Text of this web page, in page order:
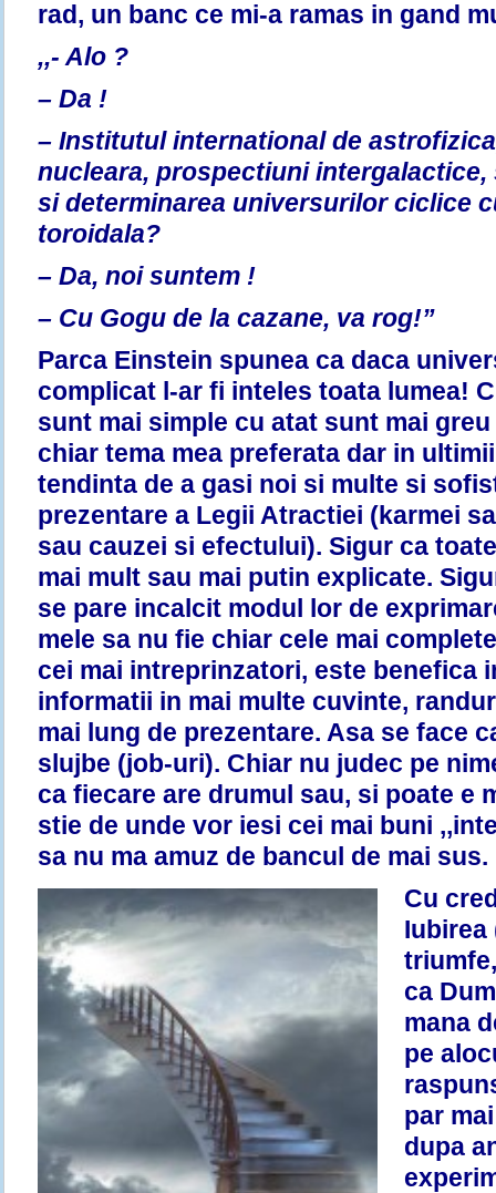
rad, un banc ce mi-a ramas in gand
,,- Alo ?
– Da !
– Institutul international de
nucleara, prospectiuni
si determinarea universurilor ciclice
toroidala?
– Da, noi suntem !
– Cu Gogu de la cazane, va rog!”
Parca Einstein spunea ca daca
complicat l-ar fi inteles toata lumea!
sunt mai simple cu atat sunt mai greu
chiar tema mea preferata dar in
tendinta de a gasi noi si multe si
prezentare a Legii Atractiei (karmei
sau cauzei si efectului). Sigur ca
mai mult sau mai putin explicate.
se pare incalcit modul lor de
mele sa nu fie chiar cele mai
cei mai intreprinzatori, este benefica
informatii in mai multe cuvinte,
mai lung de prezentare. Asa se face
slujbe (job-uri). Chiar nu judec pe
ca fiecare are drumul sau, si poate e
stie de unde vor iesi cei mai buni
sa nu ma amuz de bancul de mai sus.
Cu
Iubirea
ca
mana
pe
par
dupa